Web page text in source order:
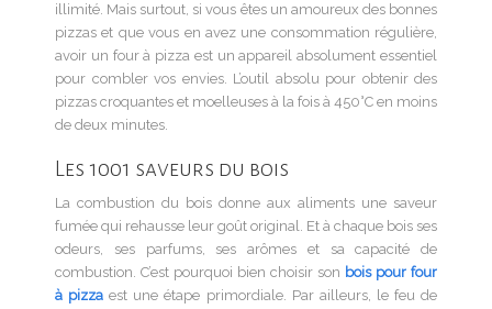
illimité. Mais surtout, si vous êtes un amoureux des bonnes
pizzas et que vous en avez une consommation régulière,
avoir un four à pizza est un appareil absolument essentiel
pour combler vos envies. L’outil absolu pour obtenir des
pizzas croquantes et moelleuses à la fois à 450°C en moins
de deux minutes.
Les 1001 saveurs du bois
La combustion du bois donne aux aliments une saveur
fumée qui rehausse leur goût original. Et à chaque bois ses
odeurs, ses parfums, ses arômes et sa capacité de
combustion. C’est pourquoi bien choisir son bois pour four
à pizza est une étape primordiale. Par ailleurs, le feu de